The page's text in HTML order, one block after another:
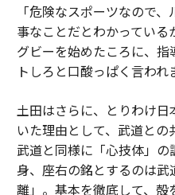
「危険なスポーツなので
事なことだとわかってい
グビーを始めたころに、
トしろと口酸っぱく言われ
土田はさらに、とりわけ
いた理由として、武道と
武道と同様に「心技体」
身、座右の銘とするのは
離」。基本を徹底して、殻